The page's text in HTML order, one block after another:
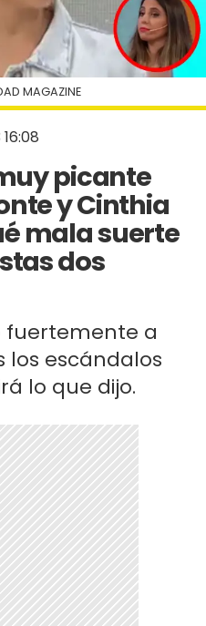
picante
y Cinthia
mala suerte
dos
fuertemente a
los escándalos
lo que dijo.
MAGAZINE